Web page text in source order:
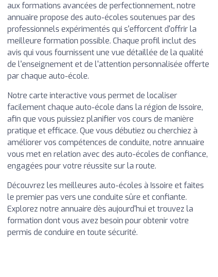
aux formations avancées de perfectionnement, notre
annuaire propose des auto-écoles soutenues par des
professionnels expérimentés qui s'efforcent d'offrir la
meilleure formation possible. Chaque profil inclut des
avis qui vous fournissent une vue détaillée de la qualité
de l'enseignement et de l'attention personnalisée offerte
par chaque auto-école.
Notre carte interactive vous permet de localiser
facilement chaque auto-école dans la région de Issoire,
afin que vous puissiez planifier vos cours de manière
pratique et efficace. Que vous débutiez ou cherchiez à
améliorer vos compétences de conduite, notre annuaire
vous met en relation avec des auto-écoles de confiance,
engagées pour votre réussite sur la route.
Découvrez les meilleures auto-écoles à Issoire et faites
le premier pas vers une conduite sûre et confiante.
Explorez notre annuaire dès aujourd'hui et trouvez la
formation dont vous avez besoin pour obtenir votre
permis de conduire en toute sécurité.